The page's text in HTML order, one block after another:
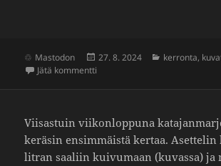
Mastodon Julkaistu
27. 8. 2024 Kategoriat
kerronta,
Jätä kommentti
Viisas­tuin viikon­lop­puna
keräsin ensim­mäistä kertaa.
litran saaliin kuivu­maan (kuvassa) ja